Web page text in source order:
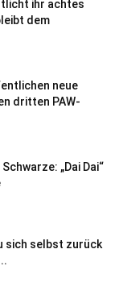
ihr achtes
dem
neue
dritten PAW-
„Dai Dai“
sich selbst zurück